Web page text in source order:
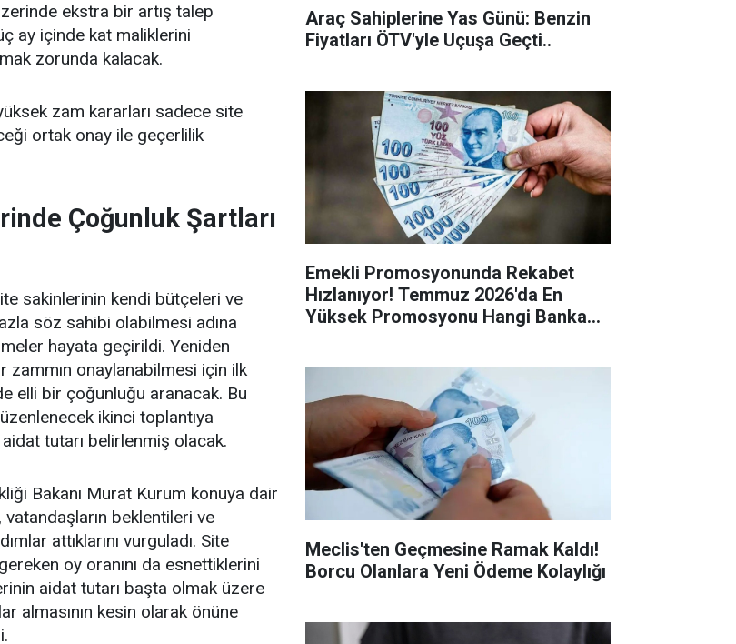
ekstra bir artış talep
ay içinde kat maliklerini
zorunda kalacak.
zam kararları sadece site
ortak onay ile geçerlilik
Çoğunluk Şartları
sakinlerinin kendi bütçeleri ve
söz sahibi olabilmesi adına
hayata geçirildi. Yeniden
zammın onaylanabilmesi için ilk
elli bir çoğunluğu aranacak. Bu
ikinci toplantıya
aidat tutarı belirlenmiş olacak.
Bakanı Murat Kurum konuya dair
vatandaşların beklentileri ve
attıklarını vurguladı. Site
oy oranını da esnettiklerini
aidat tutarı başta olmak üzere
almasının kesin olarak önüne
Araç Sahiplerine Yas Günü: Benzin
Fiyatları ÖTV'yle Uçuşa Geçti..
Emekli Promosyonunda Rekabet
Hızlanıyor! Temmuz 2026'da En
Yüksek Promosyonu Hangi Banka
Meclis'ten Geçmesine Ramak Kaldı!
Borcu Olanlara Yeni Ödeme Kolaylığı